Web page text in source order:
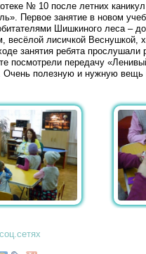
№ 10 после летних
Первое занятие в новом
Шишкиного леса –
весёлой лисичкой
занятия ребята
посмотрели передачу
Очень полезную и нужную вещь